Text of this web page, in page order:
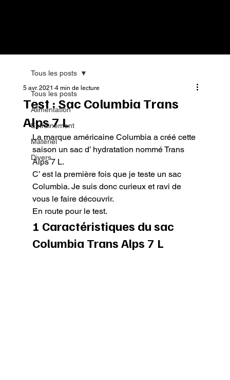
Tous les posts
Alimentation
Entrainement
Matériel
Divers
Tous les posts
Test : Sac Columbia Trans
Alps 7 L
5 avr. 2021 4 min de lecture
La marque américaine Columbia a créé cette
saison un sac d’ hydratation nommé Trans
Alps 7 L.
C’ est la première fois que je teste un sac
Columbia. Je suis donc curieux et ravi de
vous le faire découvrir.
En route pour le test.
1 Caractéristiques du sac
Columbia Trans Alps 7 L